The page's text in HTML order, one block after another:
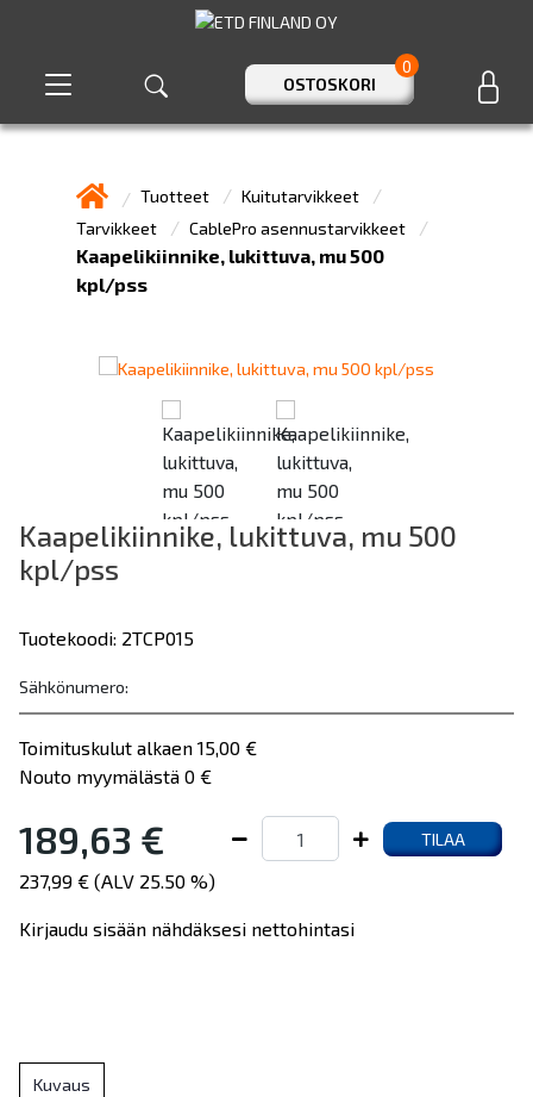
OSTOSKORI
0
Tuotteet
Kuitutarvikkeet
Tarvikkeet
CablePro asennustarvikkeet
Kaapelikiinnike, lukittuva, mu 500
kpl/pss
Kaapelikiinnike, lukittuva, mu 500
kpl/pss
Tuotekoodi: 2TCP015
Sähkönumero:
Toimituskulut alkaen 15,00 €
Nouto myymälästä 0 €
189,63 € TILAA
237,99 € (ALV 25.50 %)
Kirjaudu sisään nähdäksesi nettohintasi
Kuvaus